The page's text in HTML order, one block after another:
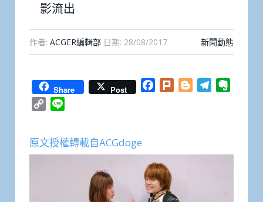
影流出
作者: ACGER編輯部 日期: 28/08/2017 新聞動態
Share Post Facebook
Plurk BloggerTelegram
Copy
原文授權轉載自ACGdoge